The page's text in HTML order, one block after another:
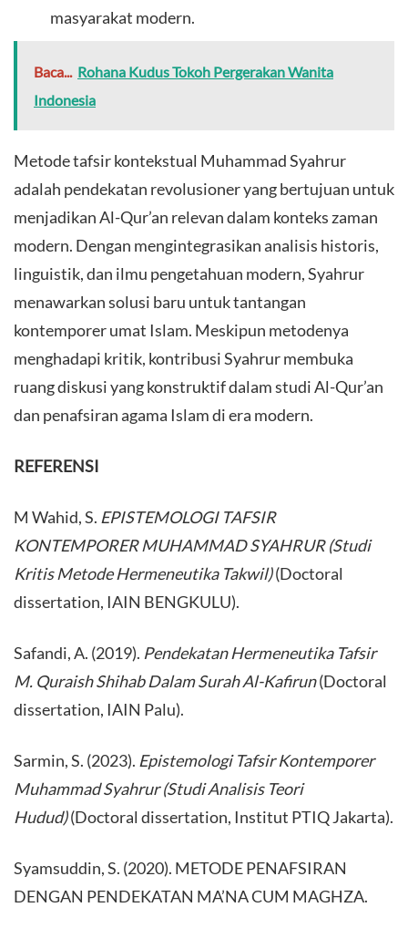
masyarakat modern.
Baca... Rohana Kudus Tokoh Pergerakan Wanita
Indonesia
Metode tafsir kontekstual Muhammad Syahrur
adalah pendekatan revolusioner yang bertujuan untuk
menjadikan Al-Qur’an relevan dalam konteks zaman
modern. Dengan mengintegrasikan analisis historis,
linguistik, dan ilmu pengetahuan modern, Syahrur
menawarkan solusi baru untuk tantangan
kontemporer umat Islam. Meskipun metodenya
menghadapi kritik, kontribusi Syahrur membuka
ruang diskusi yang konstruktif dalam studi Al-Qur’an
dan penafsiran agama Islam di era modern.
REFERENSI
M Wahid, S. EPISTEMOLOGI TAFSIR
KONTEMPORER MUHAMMAD SYAHRUR (Studi
Kritis Metode Hermeneutika Takwil)(Doctoral
dissertation, IAIN BENGKULU).
Safandi, A. (2019). Pendekatan Hermeneutika Tafsir
M. Quraish Shihab Dalam Surah Al-Kafirun(Doctoral
dissertation, IAIN Palu).
Sarmin, S. (2023). Epistemologi Tafsir Kontemporer
Muhammad Syahrur (Studi Analisis Teori
Hudud)(Doctoral dissertation, Institut PTIQ Jakarta).
Syamsuddin, S. (2020). METODE PENAFSIRAN
DENGAN PENDEKATAN MA’NA CUM MAGHZA.